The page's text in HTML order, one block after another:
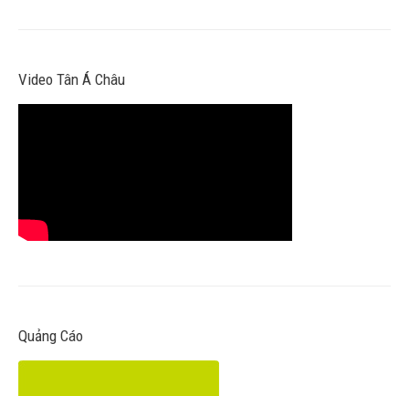
Video Tân Á Châu
Quảng Cáo